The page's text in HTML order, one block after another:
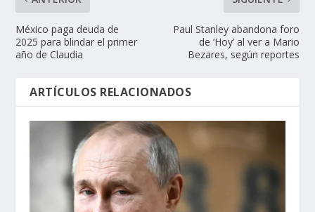
México paga deuda de
2025 para blindar el primer
año de Claudia
Paul Stanley abandona foro
de ‘Hoy’ al ver a Mario
Bezares, según reportes
ARTÍCULOS RELACIONADOS